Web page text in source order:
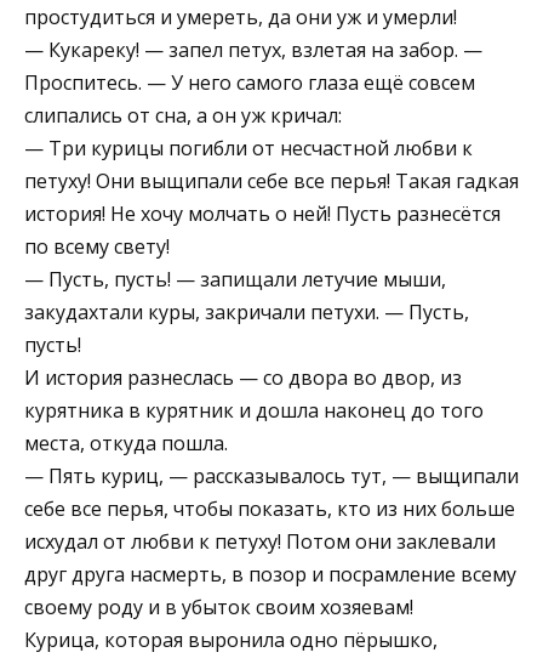
простудиться и умереть, да они уж и умерли!
— Кукареку! — запел петух, взлетая на забор. —
Проспитесь. — У него самого глаза ещё совсем
слипались от сна, а он уж кричал:
— Три курицы погибли от несчастной любви к
петуху! Они выщипали себе все перья! Такая гадкая
история! Не хочу молчать о ней! Пусть разнесётся
по всему свету!
— Пусть, пусть! — запищали летучие мыши,
закудахтали куры, закричали петухи. — Пусть,
пусть!
И история разнеслась — со двора во двор, из
курятника в курятник и дошла наконец до того
места, откуда пошла.
— Пять куриц, — рассказывалось тут, — выщипали
себе все перья, чтобы показать, кто из них больше
исхудал от любви к петуху! Потом они заклевали
друг друга насмерть, в позор и посрамление всему
своему роду и в убыток своим хозяевам!
Курица, которая выронила одно пёрышко,